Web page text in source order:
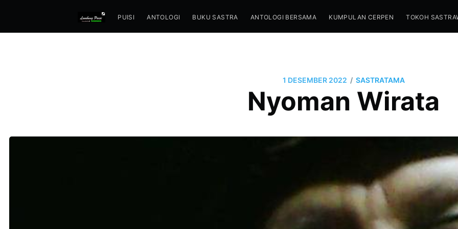
PUISI ANTOLOGI BUKU SASTRA ANTOLOGI BERSAMA KUMPULAN CERPEN TOKOH
1 DESEMBER 2022 / SASTRATAMA
Nyoman Wirata